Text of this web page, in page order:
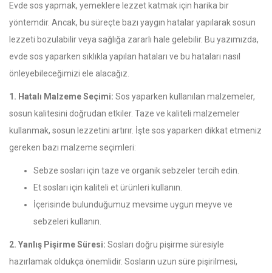
Evde sos yapmak, yemeklere lezzet katmak için harika bir
yöntemdir. Ancak, bu süreçte bazı yaygın hatalar yapılarak sosun
lezzeti bozulabilir veya sağlığa zararlı hale gelebilir. Bu yazımızda,
evde sos yaparken sıklıkla yapılan hataları ve bu hataları nasıl
önleyebileceğimizi ele alacağız.
1. Hatalı Malzeme Seçimi: Sos yaparken kullanılan malzemeler,
sosun kalitesini doğrudan etkiler. Taze ve kaliteli malzemeler
kullanmak, sosun lezzetini artırır. İşte sos yaparken dikkat etmeniz
gereken bazı malzeme seçimleri:
Sebze sosları için taze ve organik sebzeler tercih edin.
Et sosları için kaliteli et ürünleri kullanın.
İçerisinde bulunduğumuz mevsime uygun meyve ve
sebzeleri kullanın.
2. Yanlış Pişirme Süresi: Sosları doğru pişirme süresiyle
hazırlamak oldukça önemlidir. Sosların uzun süre pişirilmesi,